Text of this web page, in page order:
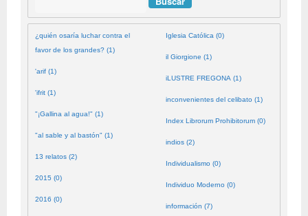
¿quién osaría luchar contra el
favor de los grandes? (1)
'arif (1)
'ifrit (1)
"¡Gallina al agua!" (1)
"al sable y al bastón" (1)
13 relatos (2)
2015 (0)
2016 (0)
Iglesia Católica (0)
il Giorgione (1)
iLUSTRE FREGONA (1)
inconvenientes del celibato (1)
Index Librorum Prohibitorum (0)
indios (2)
Individualismo (0)
Individuo Moderno (0)
información (7)